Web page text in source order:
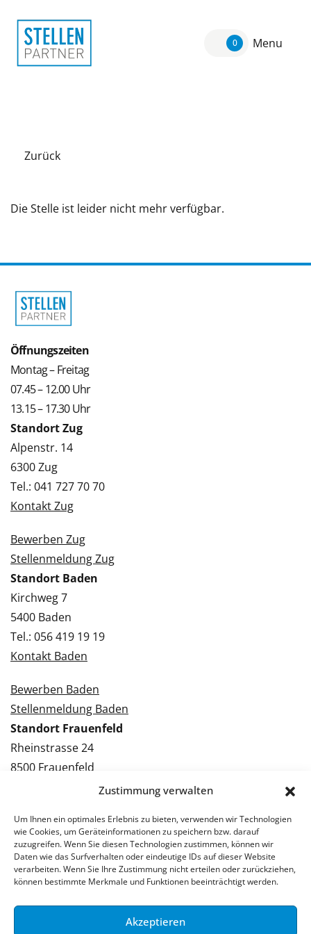
Zustimmung verwalten
Um Ihnen ein optimales Erlebnis zu bieten, verwenden wir Technologien
wie Cookies, um Geräteinformationen zu speichern bzw. darauf
zuzugreifen. Wenn Sie diesen Technologien zustimmen, können wir
Daten wie das Surfverhalten oder eindeutige IDs auf dieser Website
verarbeiten. Wenn Sie Ihre Zustimmung nicht erteilen oder zurückziehen,
können bestimmte Merkmale und Funktionen beeinträchtigt werden.
Akzeptieren
0 Menu
Zurück
Die Stelle ist leider nicht mehr verfügbar.
Öffnungszeiten
Montag – Freitag
07.45 – 12.00 Uhr
13.15 – 17.30 Uhr
Standort Zug
Alpenstr. 14
6300 Zug
Tel.: 041 727 70 70
Kontakt Zug
Bewerben Zug
Stellenmeldung Zug
Standort Baden
Kirchweg 7
5400 Baden
Tel.: 056 419 19 19
Kontakt Baden
Bewerben Baden
Stellenmeldung Baden
Standort Frauenfeld
Rheinstrasse 24
8500 Frauenfeld
Tel.: 052 224 09 09
Bewerben Frauenfeld
Stellenmeldung Frauenfeld
© 2026 Stellenpartner AG